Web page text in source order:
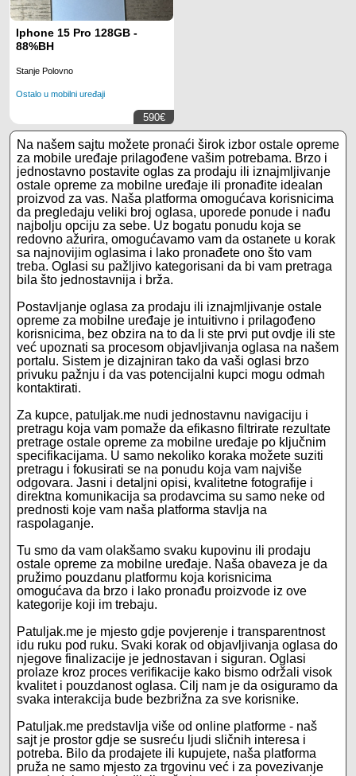
Iphone 15 Pro 128GB -
88%BH
Stanje Polovno
Ostalo u mobilni uređaji
590€
Na našem sajtu možete pronaći širok izbor ostale opreme
za mobile uređaje prilagođene vašim potrebama. Brzo i
jednostavno postavite oglas za prodaju ili iznajmljivanje
ostale opreme za mobilne uređaje ili pronađite idealan
proizvod za vas. Naša platforma omogućava korisnicima
da pregledaju veliki broj oglasa, uporede ponude i nađu
najbolju opciju za sebe. Uz bogatu ponudu koja se
redovno ažurira, omogućavamo vam da ostanete u korak
sa najnovijim oglasima i lako pronađete ono što vam
treba. Oglasi su pažljivo kategorisani da bi vam pretraga
bila što jednostavnija i brža.
Postavljanje oglasa za prodaju ili iznajmljivanje ostale
opreme za mobilne uređaje je intuitivno i prilagođeno
korisnicima, bez obzira na to da li ste prvi put ovdje ili ste
već upoznati sa procesom objavljivanja oglasa na našem
portalu. Sistem je dizajniran tako da vaši oglasi brzo
privuku pažnju i da vas potencijalni kupci mogu odmah
kontaktirati.
Za kupce, patuljak.me nudi jednostavnu navigaciju i
pretragu koja vam pomaže da efikasno filtrirate rezultate
pretrage ostale opreme za mobilne uređaje po ključnim
specifikacijama. U samo nekoliko koraka možete suziti
pretragu i fokusirati se na ponudu koja vam najviše
odgovara. Jasni i detaljni opisi, kvalitetne fotografije i
direktna komunikacija sa prodavcima su samo neke od
prednosti koje vam naša platforma stavlja na
raspolaganje.
Tu smo da vam olakšamo svaku kupovinu ili prodaju
ostale opreme za mobilne uređaje. Naša obaveza je da
pružimo pouzdanu platformu koja korisnicima
omogućava da brzo i lako pronađu proizvode iz ove
kategorije koji im trebaju.
Patuljak.me je mjesto gdje povjerenje i transparentnost
idu ruku pod ruku. Svaki korak od objavljivanja oglasa do
njegove finalizacije je jednostavan i siguran. Oglasi
prolaze kroz proces verifikacije kako bismo održali visok
kvalitet i pouzdanost oglasa. Cilj nam je da osiguramo da
svaka interakcija bude bezbrižna za sve korisnike.
Patuljak.me predstavlja više od online platforme - naš
sajt je prostor gdje se susreću ljudi sličnih interesa i
potreba. Bilo da prodajete ili kupujete, naša platforma
pruža ne samo mjesto za trgovinu već i za povezivanje